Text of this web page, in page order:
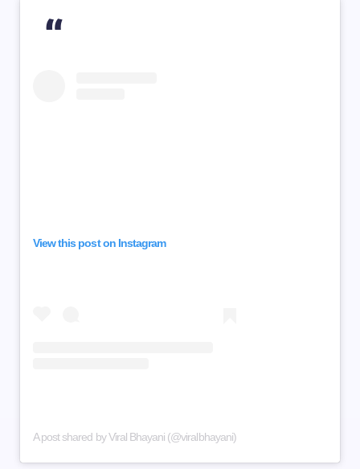
View this post on Instagram
A post shared by Viral Bhayani (@viralbhayani)